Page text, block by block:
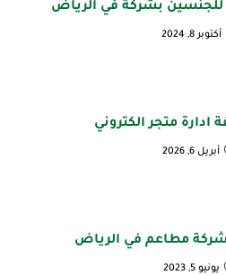
بشركة في الرياض
أكتوبر 8, 2024
متجر الكتروني
أبريل 6, 2026
مطاعم في الرياض
يونيو 5, 2023